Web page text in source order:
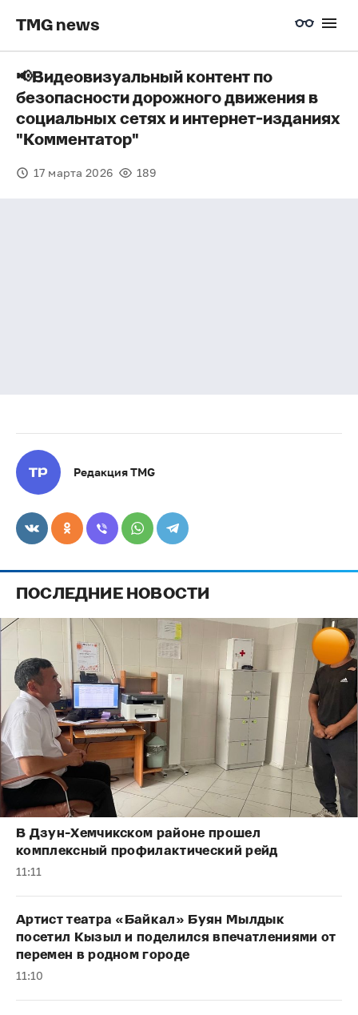
TMG news
📢Видеовизуальный контент по
безопасности дорожного движения в
социальных сетях и интернет-изданиях
"Комментатор"
17 марта 2026 189
Редакция TMG
ПОСЛЕДНИЕ НОВОСТИ
В Дзун-Хемчикском районе прошел
комплексный профилактический рейд
11:11
Артист театра «Байкал» Буян Мылдык
посетил Кызыл и поделился впечатлениями от
перемен в родном городе
11:10